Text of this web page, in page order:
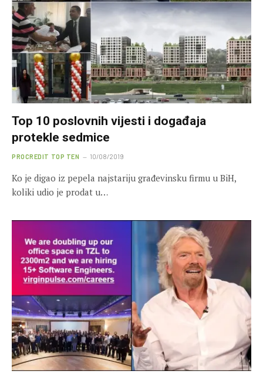
Top 10 poslovnih vijesti i događaja
protekle sedmice
PROCREDIT TOP TEN 10/08/2019
Ko je digao iz pepela najstariju građevinsku firmu u BiH,
koliki udio je prodat u…